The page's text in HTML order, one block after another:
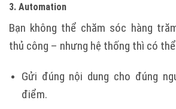
3. Automation
Bạn không thể chăm sóc hàng
thủ công – nhưng hệ thống thì có
Gửi đúng nội dung cho đúng
điểm.